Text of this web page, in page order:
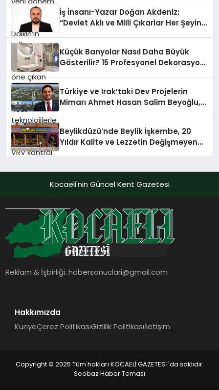
teknolojilerle donatılmış son modeli
VRV kontrol ünitesi Madoka Plus
Türkiye’de satışa sunuldu. Tam
dokunmatik ekranı, mobil uygulama
desteği ve akıllı sensör entegrasyonu
sayesinde iklimlendirme sistemlerinin
yönetimini daha kolay, konforlu ve
verimli hale getiriyor. Enerji
verimliliğini artırırken modern yaşam
İş İnsanı-Yazar Doğan Akdeniz:
“Devlet Aklı ve Milli Çıkarlar Her Şeyin
Küçük Banyolar Nasıl Daha Büyük
Gösterilir? 15 Profesyonel Dekorasyon
Türkiye ve Irak’taki Dev Projelerin
Mimarı Ahmet Hasan Salim Beyoğlu,
Hayata Geçirecek
Beylikdüzü’nde Beylik İşkembe, 20
Yıldır Kalite ve Lezzetin Değişmeyen
Kocaeli'nin Güncel Kent Gazetesi
Reklam & İşbirliği:habersonuclari@gmail.com
Hakkımızda
KünyeÇerez PolitikasıGizlilik Politikasıİletişim
Copyright © 2025 Tüm hakları KOCAELİ GAZETESİ 'da saklıdır.
Seobaz Haber Teması